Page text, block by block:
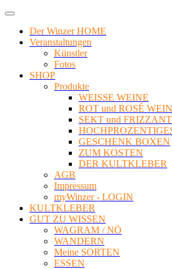
Der Winzer HOME
Veranstaltungen
Künstler
Fotos
SHOP
Produkte
WEISSE WEINE
ROT und ROSÉ
SEKT und
GESCHENK BOXEN
ZUM KOSTEN
DER KULTKLEBER
AGB
Impressum
myWinzer - LOGIN
KULTKLEBER
GUT ZU WISSEN
WAGRAM / NÖ
WANDERN
Meine SORTEN
ESSEN